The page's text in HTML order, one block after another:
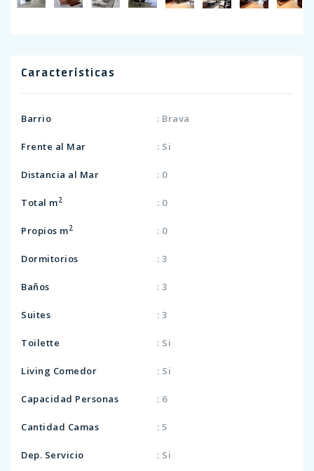
Características
Barrio : Brava
Frente al Mar : Si
Distancia al Mar : 0
Total m2 : 0
Propios m2 : 0
Dormitorios : 3
Baños : 3
Suites : 3
Toilette : Si
Living Comedor : Si
Capacidad Personas : 6
Cantidad Camas : 5
Dep. Servicio : Si